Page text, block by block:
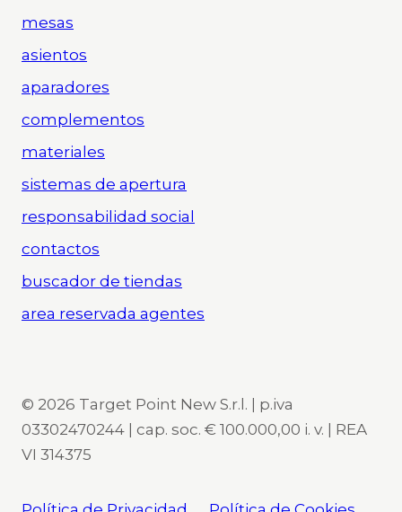
mesas
asientos
aparadores
complementos
materiales
sistemas de apertura
responsabilidad social
contactos
buscador de tiendas
area reservada agentes
© 2026 Target Point New S.r.l. | p.iva
03302470244 | cap. soc. € 100.000,00 i. v. | REA
VI 314375